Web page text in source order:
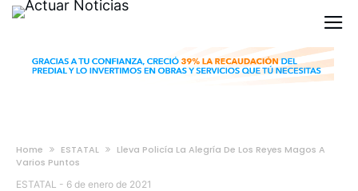
Home ESTATAL
Lleva Policía La Alegría De Los Reyes Magos A
Varios Puntos
ESTATAL - 6 de enero de 2021